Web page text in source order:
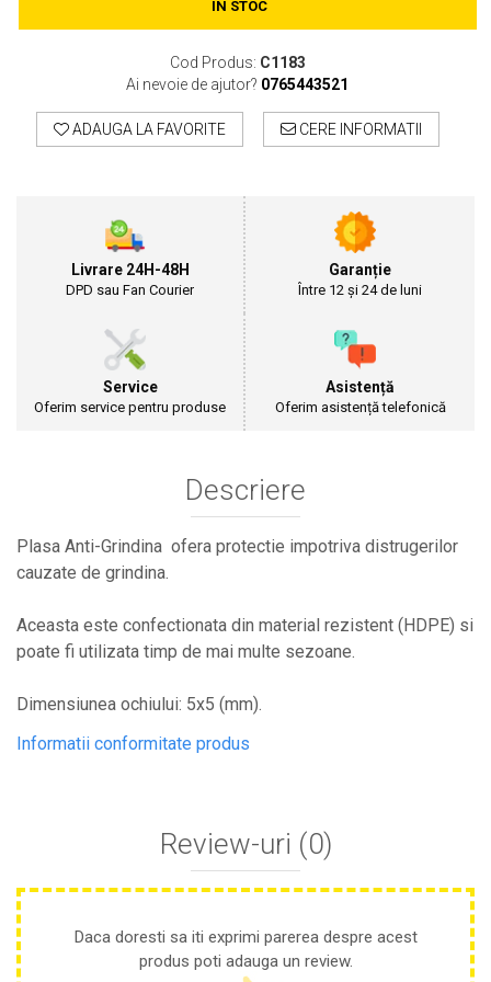
Motosape
Batoze
Tocatori vegetatie
Zdrobitori
Mașini hidraulice de despicat lemne
Plug de scos cartofi
Freze de pamant
Prelungitoare
Surse de iluminat
Plafoniere
Betoniere
Ciocane rotopercutoare
Sarma moale neagra pentru fierari si
dulgheri; sarma zincata; sarma ghimpata
Plase din polietilena
Plase umbrire
Plase anti insecte
Plase anti pasari
IN STOC
Cod Produs: C1183
Ai nevoie de ajutor? 0765443521
ADAUGA LA FAVORITE CERE INFORMATII
Livrare 24H-48H
DPD sau Fan Courier
Garanție
Între 12 și 24 de luni
Service
Oferim service pentru produse
Asistență
Oferim asistență telefonică
Descriere
Plasa Anti-Grindina ofera protectie impotriva distrugerilor
cauzate de grindina.
Aceasta este confectionata din material rezistent (HDPE) si
poate fi utilizata timp de mai multe sezoane.
Dimensiunea ochiului: 5x5 (mm).
Informatii conformitate produs
Review-uri (0)
Daca doresti sa iti exprimi parerea despre acest
produs poti adauga un review.